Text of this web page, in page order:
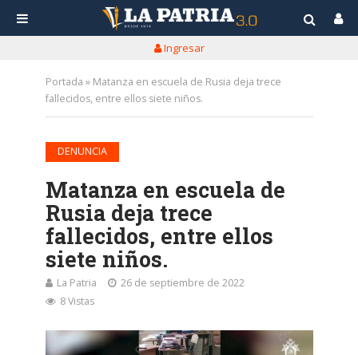
Ingresar
Portada » Matanza en escuela de Rusia deja trece
fallecidos, entre ellos siete niños.
DENUNCIA
Matanza en escuela de
Rusia deja trece
fallecidos, entre ellos
siete niños.
La Patria
26 de septiembre de 2022
8 Vistas